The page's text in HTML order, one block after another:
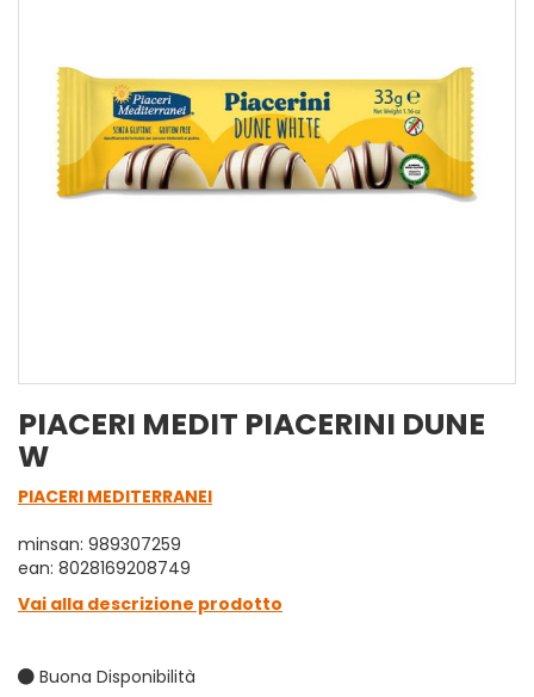
PIACERI MEDIT PIACERINI DUNE
W
PIACERI MEDITERRANEI
minsan: 989307259
ean: 8028169208749
Vai alla descrizione prodotto
Buona Disponibilità